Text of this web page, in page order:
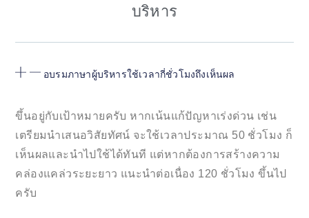
บริหาร
อบรมภาษาผู้บริหารใช้เวลากี่ชั่วโมงถึงเห็นผล
ขึ้นอยู่กับเป้าหมายครับ หากเน้นแก้ปัญหาเร่งด่วน เช่น
เตรียมนำเสนอวิสัยทัศน์ จะใช้เวลาประมาณ 50 ชั่วโมง ก็
เห็นผลและนำไปใช้ได้ทันที แต่หากต้องการสร้างความ
คล่องแคล่วระยะยาว แนะนำต่อเนื่อง 120 ชั่วโมง ขึ้นไป
ครับ